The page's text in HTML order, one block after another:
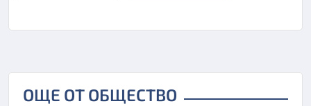
ОЩЕ ОТ ОБЩЕСТВО